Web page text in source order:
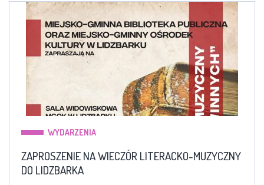
WYDARZENIA
ZAPROSZENIE NA WIECZÓR LITERACKO-MUZYCZNY
DO LIDZBARKA